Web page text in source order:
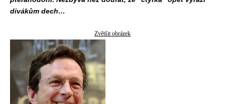
divákům dech…
Zvětšit obrázek